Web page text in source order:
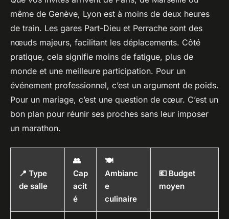
même de Genève, Lyon est à moins de deux heures
de train. Les gares Part-Dieu et Perrache sont des
nœuds majeurs, facilitant les déplacements. Côté
pratique, cela signifie moins de fatigue, plus de
monde et une meilleure participation. Pour un
événement professionnel, c’est un argument de poids.
Pour un mariage, c’est une question de cœur. C’est un
bon plan pour réunir ses proches sans leur imposer
un marathon.
📍 Type
de salle
👥
Cap
acit
é
🍽️
Ambianc
e
culinaire
💶 Budget
moyen